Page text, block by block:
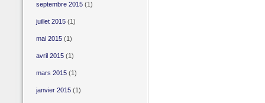
septembre 2015(1)
juillet 2015(1)
mai 2015(1)
avril 2015(1)
mars 2015(1)
janvier 2015(1)